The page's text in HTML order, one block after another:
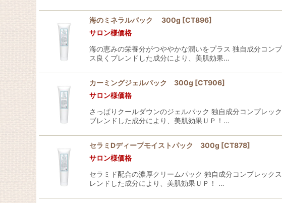
海のミネラルパック 300g [CT896]
サロン様価格
海の恵みの栄養分がつややかな潤いをプラス 独自成分コン
ス良くブレンドした成分により、美肌効果…
カーミングジェルパック 300g [CT906]
サロン様価格
さっぱりクールダウンのジェルパック 独自成分コンプレッ
ブレンドした成分により、美肌効果ＵＰ！…
セラミDディープモイストパック 300g [CT878]
サロン様価格
セラミド配合の濃厚クリームパック 独自成分コンプレック
レンドした成分により、美肌効果ＵＰ！ …